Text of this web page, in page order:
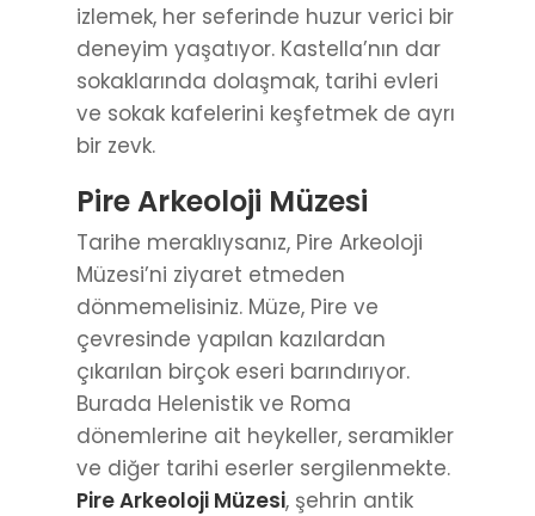
izlemek, her seferinde huzur verici bir
deneyim yaşatıyor. Kastella’nın dar
sokaklarında dolaşmak, tarihi evleri
ve sokak kafelerini keşfetmek de ayrı
bir zevk.
Pire Arkeoloji Müzesi
Tarihe meraklıysanız, Pire Arkeoloji
Müzesi’ni ziyaret etmeden
dönmemelisiniz. Müze, Pire ve
çevresinde yapılan kazılardan
çıkarılan birçok eseri barındırıyor.
Burada Helenistik ve Roma
dönemlerine ait heykeller, seramikler
ve diğer tarihi eserler sergilenmekte.
Pire Arkeoloji Müzesi, şehrin antik